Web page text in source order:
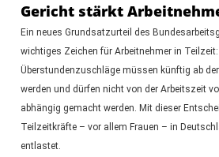
Gericht stärkt
Ein neues Grundsatzurteil des
wichtiges Zeichen für Arbeitnehmer in Teilzeit:
Überstundenzuschläge müssen künftig ab
werden und dürfen nicht von der Arbeitszeit
abhängig gemacht werden. Mit dieser
Teilzeitkräfte – vor allem Frauen – in
entlastet.